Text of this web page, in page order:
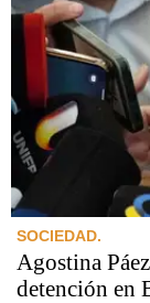
SOCIEDAD.
Agostina
detención en